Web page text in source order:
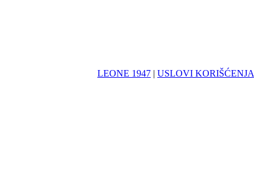
LEONE 1947 | USLOVI KORIŠĆENJA